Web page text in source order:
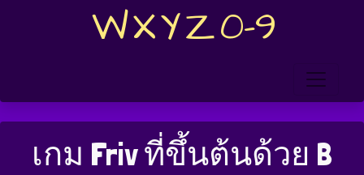
WXYZ0-9
เกม Friv ที่ขึ้นต้นด้วย B